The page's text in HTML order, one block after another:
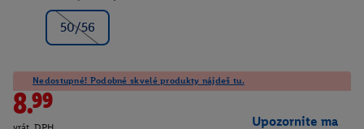
50/56
Nedostupné! Podobné skvelé produkty nájdeš tu.
8.99
Upozornite ma